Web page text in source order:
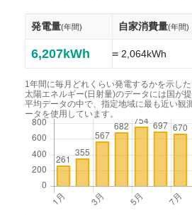
発電量(年間) 自家消費量(年間)
6,207kWh =2,064kWh
1年間に毎月どれくらい発電するかを示した
太陽エネルギー(日射量)のデータには国が
平均データの中で、指定地域に最も近い観
ータを使用しています。